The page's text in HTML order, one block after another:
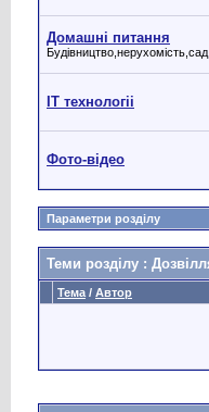
Домашні питання
IT технологіі
Фото-відео
Параметри розділу
Теми розділу :
Тема / Автор